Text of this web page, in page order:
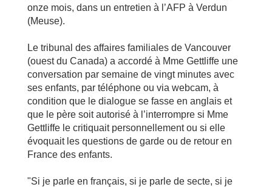
onze mois, dans un entretien à l’AFP à Verdun
(Meuse).
Le tribunal des affaires familiales de Vancouver
(ouest du Canada) a accordé à Mme Gettliffe une
conversation par semaine de vingt minutes avec
ses enfants, par téléphone ou via webcam, à
condition que le dialogue se fasse en anglais et
que le père soit autorisé à l’interrompre si Mme
Gettliffe le critiquait personnellement ou si elle
évoquait les questions de garde ou de retour en
France des enfants.
"Si je parle en français, si je parle de secte, si je